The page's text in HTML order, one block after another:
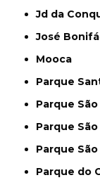
Jd da
José
Mooca
Parque
Parque
Parque
Parque
Parque do